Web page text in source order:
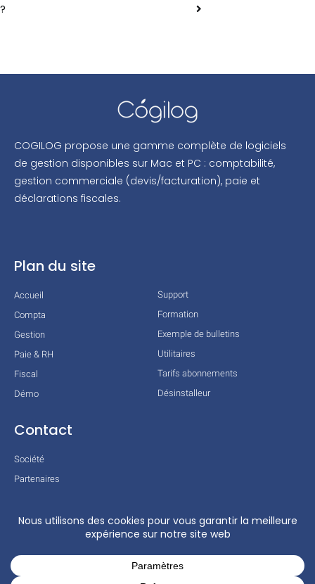
?
COGILOG propose une gamme complète de logiciels
de gestion disponibles sur Mac et PC : comptabilité,
gestion commerciale (devis/facturation), paie et
déclarations fiscales.
Plan du site
Accueil
Compta
Gestion
Paie & RH
Fiscal
Démo
Support
Formation
Exemple de bulletins
Utilitaires
Tarifs abonnements
Désinstalleur
Contact
Société
Partenaires
Mentions légales
Conditions générales
Actualités